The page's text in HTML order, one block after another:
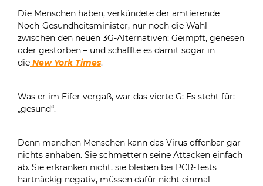
Die Menschen haben, verkündete der amtierende
Noch-Gesundheitsminister, nur noch die Wahl
zwischen den neuen 3G-Alternativen: Geimpft, genesen
oder gestorben – und schaffte es damit sogar in
die New York Times.
Was er im Eifer vergaß, war das vierte G: Es steht für:
„gesund“.
Denn manchen Menschen kann das Virus offenbar gar
nichts anhaben. Sie schmettern seine Attacken einfach
ab. Sie erkranken nicht, sie bleiben bei PCR-Tests
hartnäckig negativ, müssen dafür nicht einmal